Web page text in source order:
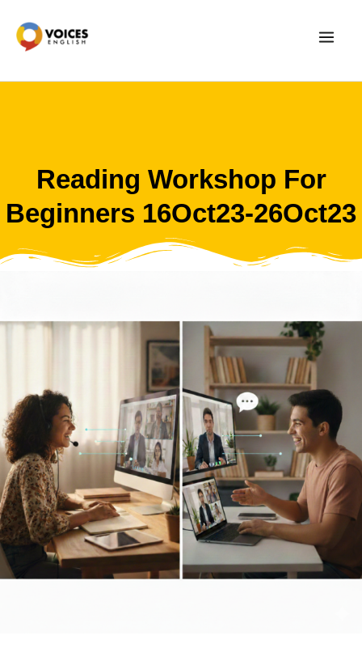
content
Reading Workshop For
Beginners 16Oct23-26Oct23